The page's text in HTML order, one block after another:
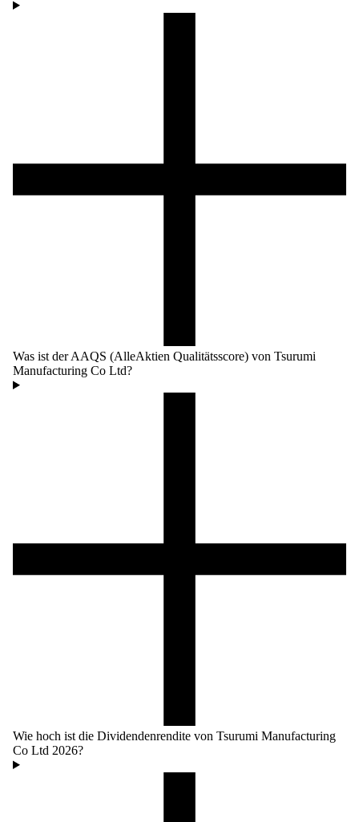
Was ist der AAQS (AlleAktien Qualitätsscore) von Tsurumi
Manufacturing Co Ltd?
Wie hoch ist die Dividendenrendite von Tsurumi Manufacturing
Co Ltd 2026?